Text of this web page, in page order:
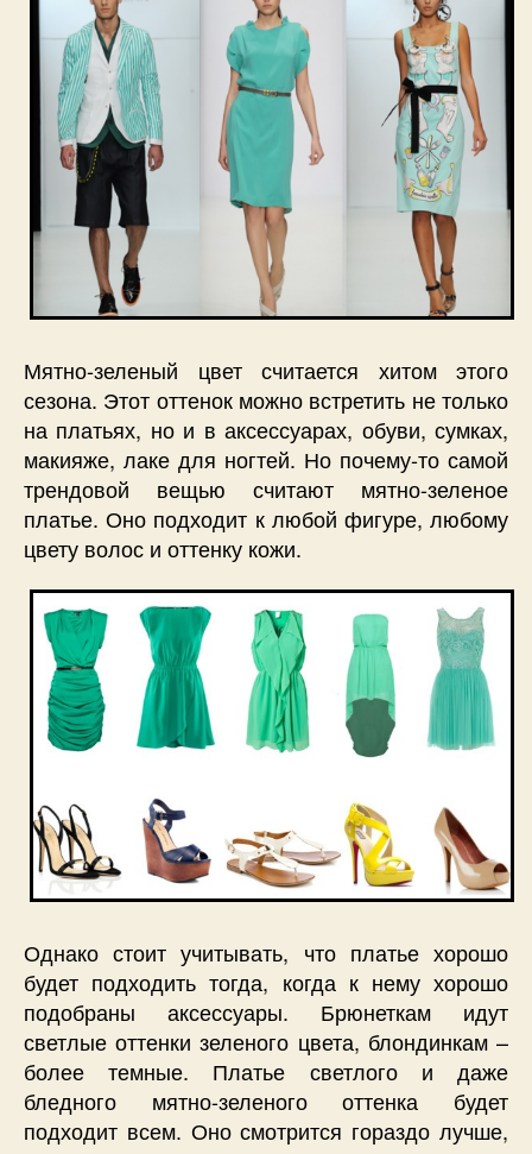
Мятно-зеленый цвет считается хитом этого
сезона. Этот оттенок можно встретить не только
на платьях, но и в аксессуарах, обуви, сумках,
макияже, лаке для ногтей. Но почему-то самой
трендовой вещью считают мятно-зеленое
платье. Оно подходит к любой фигуре, любому
цвету волос и оттенку кожи.
Однако стоит учитывать, что платье хорошо
будет подходить тогда, когда к нему хорошо
подобраны аксессуары. Брюнеткам идут
светлые оттенки зеленого цвета, блондинкам –
более темные. Платье светлого и даже
бледного мятно-зеленого оттенка будет
подходит всем. Оно смотрится гораздо лучше,